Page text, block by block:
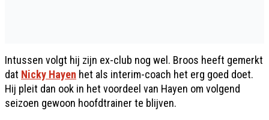
Intussen volgt hij zijn ex-club nog wel. Broos heeft gemerkt
dat Nicky Hayen het als interim-coach het erg goed doet.
Hij pleit dan ook in het voordeel van Hayen om volgend
seizoen gewoon hoofdtrainer te blijven.